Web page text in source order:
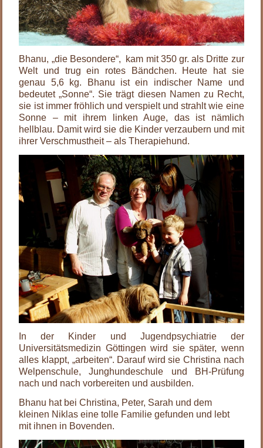
Bhanu, „die Besondere“, kam mit 350 gr. als Dritte zur
Welt und trug ein rotes Bändchen. Heute hat sie
genau 5,6 kg. Bhanu ist ein indischer Name und
bedeutet „Sonne“. Sie trägt diesen Namen zu Recht,
sie ist immer fröhlich und verspielt und strahlt wie eine
Sonne – mit ihrem linken Auge, das ist nämlich
hellblau. Damit wird sie die Kinder verzaubern und mit
ihrer Verschmustheit – als Therapiehund.
In der Kinder und Jugendpsychiatrie der
Universitätsmedizin Göttingen wird sie später, wenn
alles klappt, „arbeiten“. Darauf wird sie Christina nach
Welpenschule, Junghundeschule und BH-Prüfung
nach und nach vorbereiten und ausbilden.
Bhanu hat bei Christina, Peter, Sarah und dem
kleinen Niklas eine tolle Familie gefunden und lebt
mit ihnen in Bovenden.